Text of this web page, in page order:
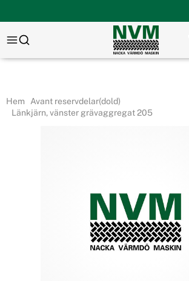
Hem
Avant reservdelar(dold)
Länkjärn, vänster grävaggregat 205